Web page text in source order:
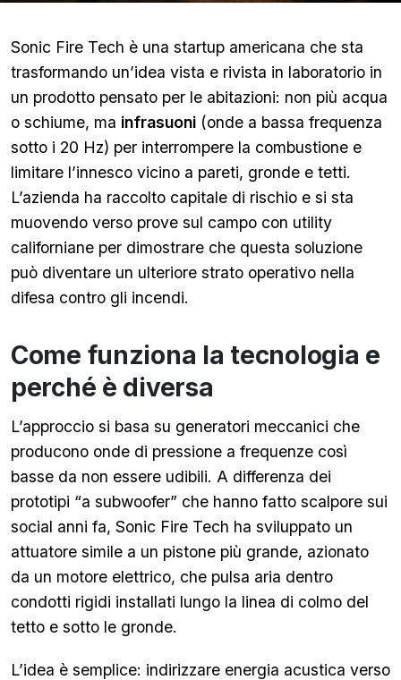
Sonic Fire Tech è una startup americana che sta
trasformando un’idea vista e rivista in laboratorio in
un prodotto pensato per le abitazioni: non più acqua
o schiume, ma infrasuoni (onde a bassa frequenza
sotto i 20 Hz) per interrompere la combustione e
limitare l’innesco vicino a pareti, gronde e tetti.
L’azienda ha raccolto capitale di rischio e si sta
muovendo verso prove sul campo con utility
californiane per dimostrare che questa soluzione
può diventare un ulteriore strato operativo nella
difesa contro gli incendi.
Come funziona la tecnologia e
perché è diversa
L’approccio si basa su generatori meccanici che
producono onde di pressione a frequenze così
basse da non essere udibili. A differenza dei
prototipi “a subwoofer” che hanno fatto scalpore sui
social anni fa, Sonic Fire Tech ha sviluppato un
attuatore simile a un pistone più grande, azionato
da un motore elettrico, che pulsa aria dentro
condotti rigidi installati lungo la linea di colmo del
tetto e sotto le gronde.
L’idea è semplice: indirizzare energia acustica verso